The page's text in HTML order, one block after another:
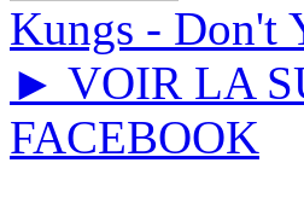
Kungs - Don't
► VOIR LA
FACEBOOK